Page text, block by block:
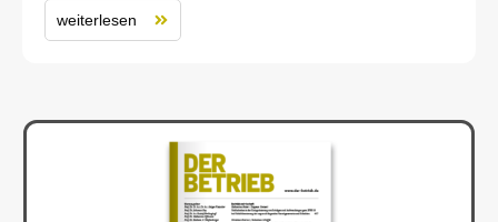
weiterlesen